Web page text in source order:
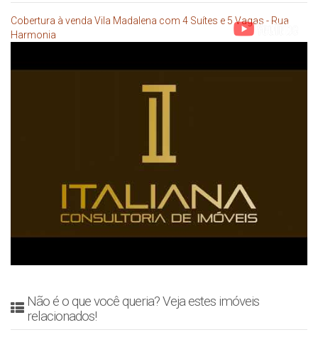
Cobertura à venda Vila Madalena com 4 Suítes e 5 Vagas - Rua
Harmonia
Não é o que você queria? Veja estes imóveis
relacionados!